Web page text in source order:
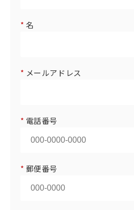
* 名
* メールアドレス
* 電話番号
* 郵便番号